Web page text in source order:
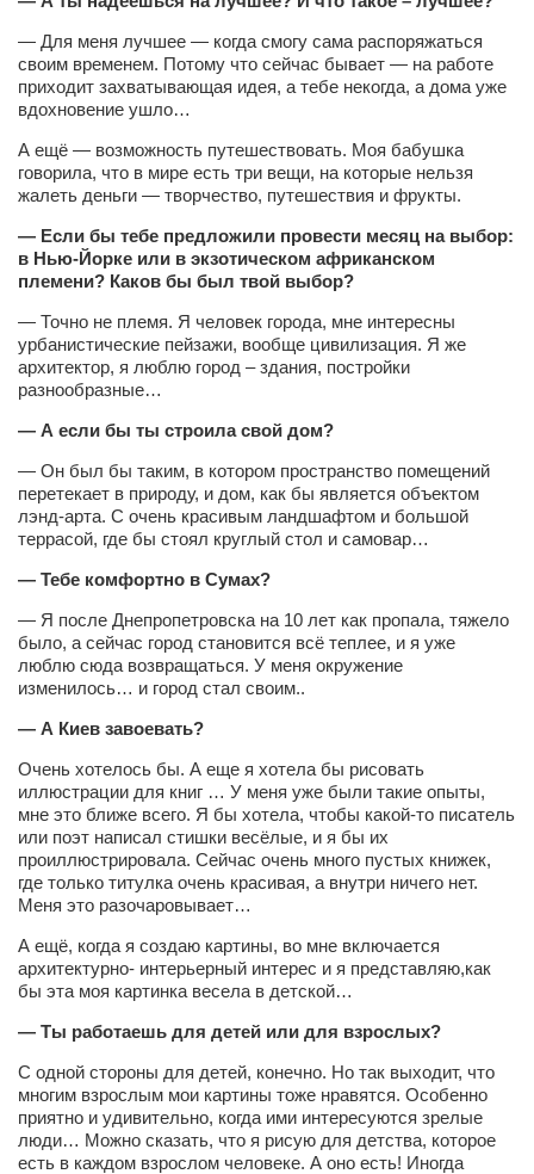
— Для меня лучшее — когда смогу сама распоряжаться
своим временем. Потому что сейчас бывает — на работе
приходит захватывающая идея, а тебе некогда, а дома уже
вдохновение ушло…
А ещё — возможность путешествовать. Моя бабушка
говорила, что в мире есть три вещи, на которые нельзя
жалеть деньги — творчество, путешествия и фрукты.
— Если бы тебе предложили провести месяц на выбор:
в Нью-Йорке или в экзотическом африканском
племени? Каков бы был твой выбор?
— Точно не племя. Я человек города, мне интересны
урбанистические пейзажи, вообще цивилизация. Я же
архитектор, я люблю город – здания, постройки
разнообразные…
— А если бы ты строила свой дом?
— Он был бы таким, в котором пространство помещений
перетекает в природу, и дом, как бы является объектом
лэнд-арта. С очень красивым ландшафтом и большой
террасой, где бы стоял круглый стол и самовар…
— Тебе комфортно в Сумах?
— Я после Днепропетровска на 10 лет как пропала, тяжело
было, а сейчас город становится всё теплее, и я уже
люблю сюда возвращаться. У меня окружение
изменилось… и город стал своим..
— А Киев завоевать?
Очень хотелось бы. А еще я хотела бы рисовать
иллюстрации для книг … У меня уже были такие опыты,
мне это ближе всего. Я бы хотела, чтобы какой-то писатель
или поэт написал стишки весёлые, и я бы их
проиллюстрировала. Сейчас очень много пустых книжек,
где только титулка очень красивая, а внутри ничего нет.
Меня это разочаровывает…
А ещё, когда я создаю картины, во мне включается
архитектурно- интерьерный интерес и я представляю,как
бы эта моя картинка весела в детской…
— Ты работаешь для детей или для взрослых?
С одной стороны для детей, конечно. Но так выходит, что
многим взрослым мои картины тоже нравятся. Особенно
приятно и удивительно, когда ими интересуются зрелые
люди… Можно сказать, что я рисую для детства, которое
есть в каждом взрослом человеке. А оно есть! Иногда